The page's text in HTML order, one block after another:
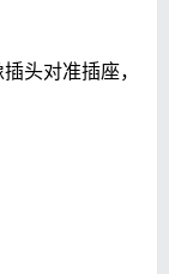
头对准插座，